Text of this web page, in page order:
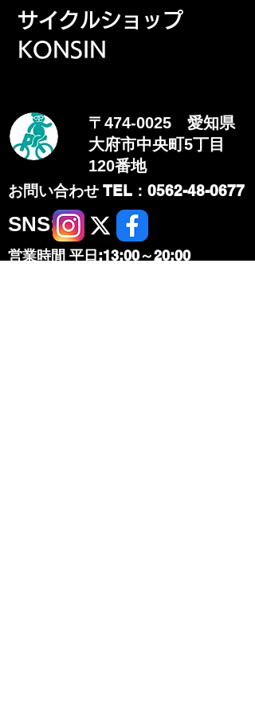
​サイクルショップ
KONSIN
〒474-0025 愛知県
大府市中央町5丁目
120番地
​お問い合わせ TEL：0562-48-0677
​SNS:
営業時間 平日:13:00～20:00